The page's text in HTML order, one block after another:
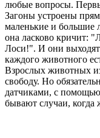
любые вопросы.
Загоны устроены
маленькие и большие
она ласково кричит:
Лоси!". И они выходят
каждого животного
Взрослых животных
свободу. Но
датчиками, с
бывают случаи, когда